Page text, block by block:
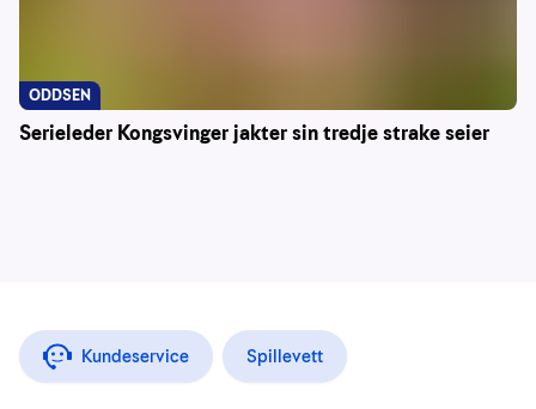
Serieleder Kongsvinger jakter sin tredje strake seier
ODDSEN
Kundeservice Spillevett